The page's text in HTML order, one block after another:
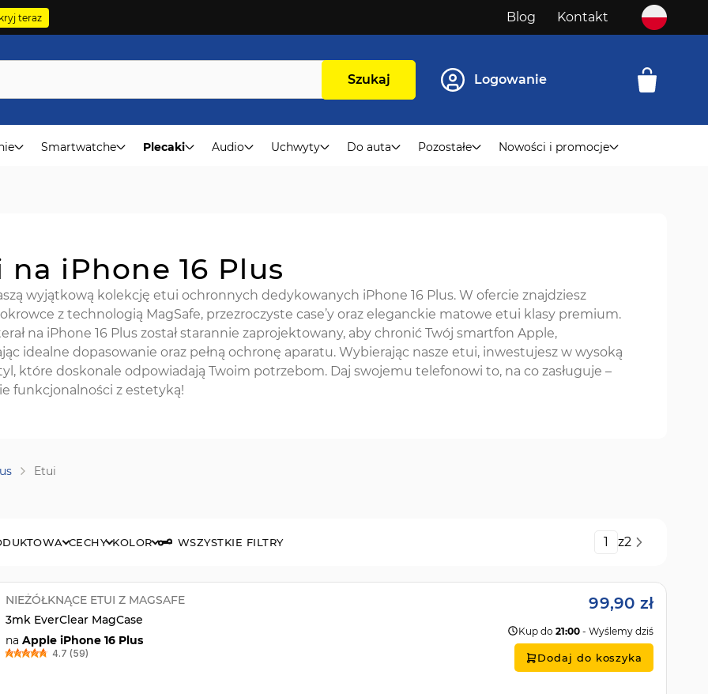
teraz Blog Kontakt
Szukaj Logowanie
Smartwatche Plecaki Audio Uchwyty Do auta Pozostałe Nowości i promocje
na iPhone 16 Plus
wyjątkową kolekcję etui ochronnych dedykowanych iPhone 16 Plus. W ofercie znajdziesz
z technologią MagSafe, przezroczyste case’y oraz eleganckie matowe etui klasy premium.
na iPhone 16 Plus został starannie zaprojektowany, aby chronić Twój smartfon Apple,
idealne dopasowanie oraz pełną ochronę aparatu. Wybierając nasze etui, inwestujesz w wysoką
które doskonale odpowiadają Twoim potrzebom. Daj swojemu telefonowi to, na co zasługuje –
funkcjonalności z estetyką!
Etui
CECHY KOLOR WSZYSTKIE FILTRY Strona
z2
NIEŻÓŁKNĄCE ETUI Z MAGSAFE
3mk EverClear MagCase
na Apple iPhone 16 Plus
4.7 (59)
99,90 zł
Kup do 21:00 - Wyślemy dziś
Dodaj do koszyka